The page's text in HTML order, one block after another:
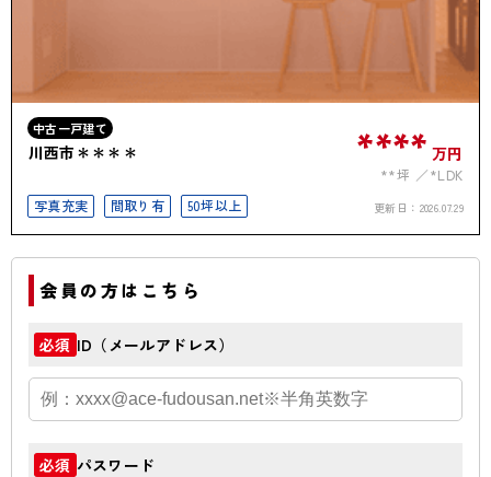
中古一戸建て
川西市＊＊＊＊ **** 万円
**坪
*LDK
写真充実
間取り有 50坪以上 更新日： 2026.07.29
会員の方はこちら
必須 ID（メールアドレス）
必須 パスワード